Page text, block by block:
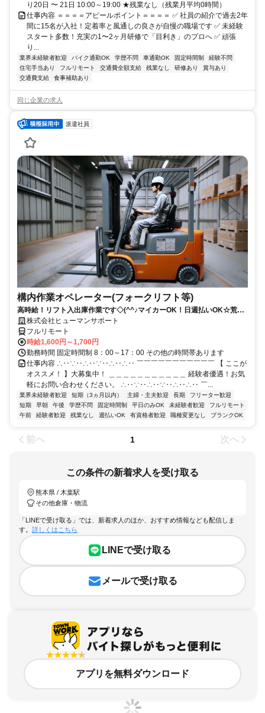
り20日 〜 21日 10:00～19:00 ★残業なし（残業月平均0時間）
仕事内容 ＝＝＝＝アピールポイント＝＝＝＝ ✅ 社員の紹介で過去2年
間に15名が入社！定着率と風通しの良さが自慢の職場です ✅ 未経験
スタート多数！充実の1〜2ヶ月研修で「目利き」のプロへ ✅ 頑張
り...
業界未経験者歓迎 バイク通勤OK 学歴不問 車通勤OK 固定時間制
経験不問
住宅手当あり
フルリモート 交通費全額支給 残業なし 研修あり
賞与あり
交通費支給
食事補助あり
同じ企業の求人
派遣社員
構内作業オペレーター(フォークリフト等)
高時給！リフト入出庫作業です◇(^^♪マイカーOK！日週払いOK☆荒本
駅★【シゴト№0619】
株式会社ヒューマンサポート
フルリモート
時給1,600円～1,700円
勤務時間 固定時間制 8：00～17：00 その他の時間帯あります
仕事内容 ∴‥∵‥∴‥∵‥∴‥∴‥ ￣￣￣￣￣￣￣￣￣￣￣ 【 ここが
オススメ！ 】大募集中！ ＿＿＿＿＿＿＿＿＿＿＿ 経験者優遇！お気
軽にお問い合わせください。 ∴‥∵‥∴‥∵‥∴‥∴‥ ￣...
業界未経験者歓迎 短期（3ヵ月以内） 主婦・主夫歓迎 長期
フリーター歓迎
短期
早朝 午後 学歴不問 固定時間制 平日のみOK 未経験者歓迎
フルリモート
午前
経験者歓迎 残業なし 週払いOK 有資格者歓迎 職種変更なし ブランクOK
前へ 1 次へ
この条件の新着求人を受け取る
熊本県 / 木葉駅
その他倉庫・物流
「LINEで受け取る」では、新着求人のほか、おすすめ情報なども配信しま
す。 詳しくはこちら
LINEで受け取る
メールで受け取る
アプリを無料ダウンロード